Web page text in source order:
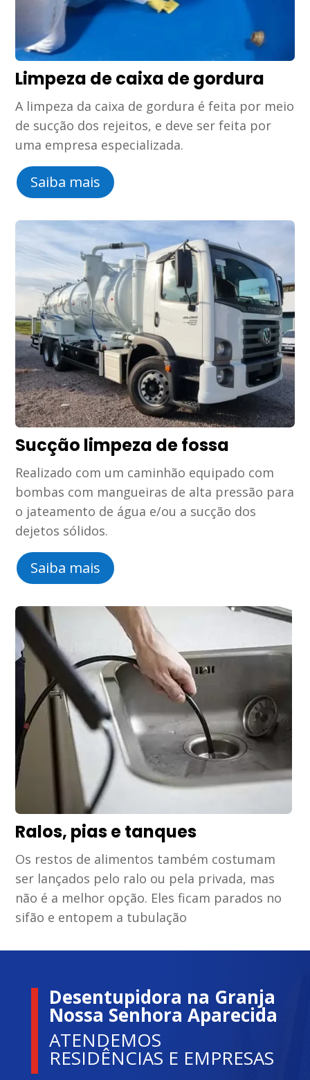
Limpeza de caixa de gordura
A limpeza da caixa de gordura é feita por meio
de sucção dos rejeitos, e deve ser feita por
uma empresa especializada.
Saiba mais
Sucção limpeza de fossa
Realizado com um caminhão equipado com
bombas com mangueiras de alta pressão para
o jateamento de água e/ou a sucção dos
dejetos sólidos.
Saiba mais
Ralos, pias e tanques
Os restos de alimentos também costumam
ser lançados pelo ralo ou pela privada, mas
não é a melhor opção. Eles ficam parados no
sifão e entopem a tubulação
Desentupidora na Granja
Nossa Senhora Aparecida
ATENDEMOS
RESIDÊNCIAS E EMPRESAS